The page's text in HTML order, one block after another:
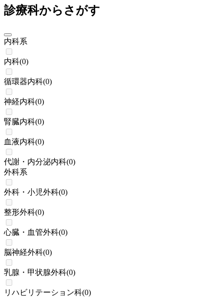
診療科からさがす
内科系
内科(0)
循環器内科(0)
神経内科(0)
腎臓内科(0)
血液内科(0)
代謝・内分泌内科(0)
外科系
外科・小児外科(0)
整形外科(0)
心臓・血管外科(0)
脳神経外科(0)
乳腺・甲状腺外科(0)
リハビリテーション科(0)